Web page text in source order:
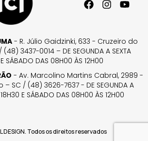
- R. Júlio Gaidzinki, 633 - Cruzeiro do
3437-0014 – DE SEGUNDA A SEXTA
SÁBADO DAS 08H00 ÀS 12H00
- Av. Marcolino Martins Cabral, 2989 -
SC / (48) 3626-7637 - DE SEGUNDA A
E SÁBADO DAS 08H00 ÀS 12H00
DESIGN. Todos os direitos reservados